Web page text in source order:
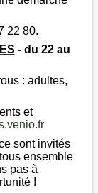
22 80.
- du 22 au
: adultes,
et
sont invités
ensemble
pas à
!